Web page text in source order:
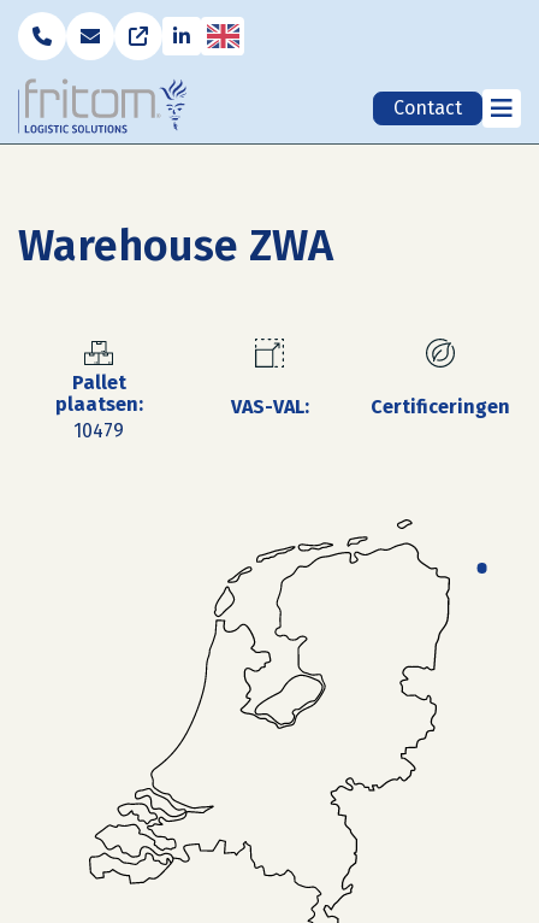
English
Contact
Warehouse ZWA
Pallet
plaatsen:
10479
VAS-VAL: Certificeringen